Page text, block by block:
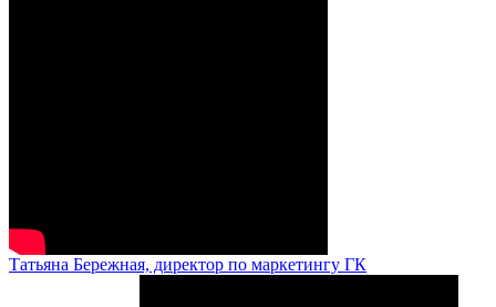
Татьяна Бережная, директор по маркетингу ГК